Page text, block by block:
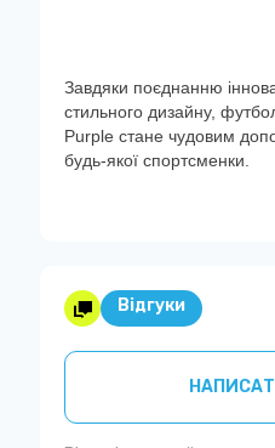
Завдяки поєднанню
стильного дизайну,
Purple стане чудовим
будь-якої спортсменки.
Відгуки